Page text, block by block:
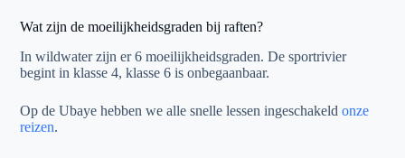
Wat zijn de moeilijkheidsgraden bij raften?
In wildwater zijn er 6 moeilijkheidsgraden. De sportrivier
begint in klasse 4, klasse 6 is onbegaanbaar.
Op de Ubaye hebben we alle snelle lessen ingeschakeldonze
reizen.